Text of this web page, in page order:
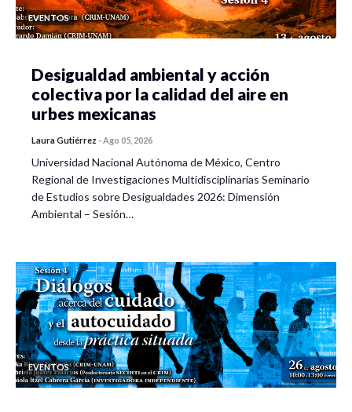
EVENTOS
Desigualdad ambiental y acción
colectiva por la calidad del aire en
urbes mexicanas
Laura Gutiérrez -Ago 05, 2026
Universidad Nacional Autónoma de México, Centro
Regional de Investigaciones Multidisciplinarias Seminario
de Estudios sobre Desigualdades 2026: Dimensión
Ambiental – Sesión…
EVENTOS